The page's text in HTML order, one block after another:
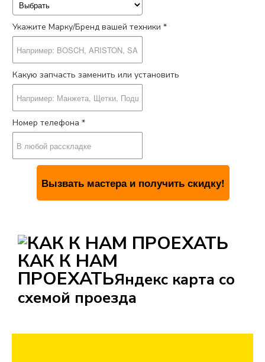
Укажите Марку/Бренд вашей техники *
Какую запчасть заменить или установить
Номер телефона *
КАК К НАМ
ПРОЕХАТЬЯндекс карта со
схемой проезда